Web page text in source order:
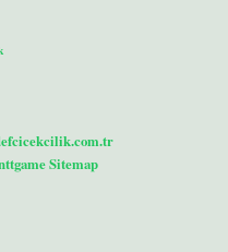
Sitemap